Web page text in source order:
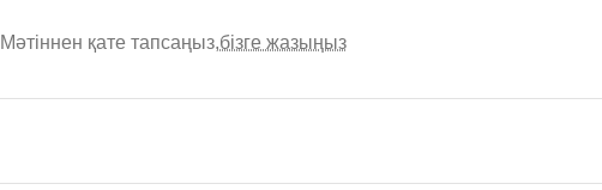
Мәтіннен қате тапсаңыз,бізге жазыңыз